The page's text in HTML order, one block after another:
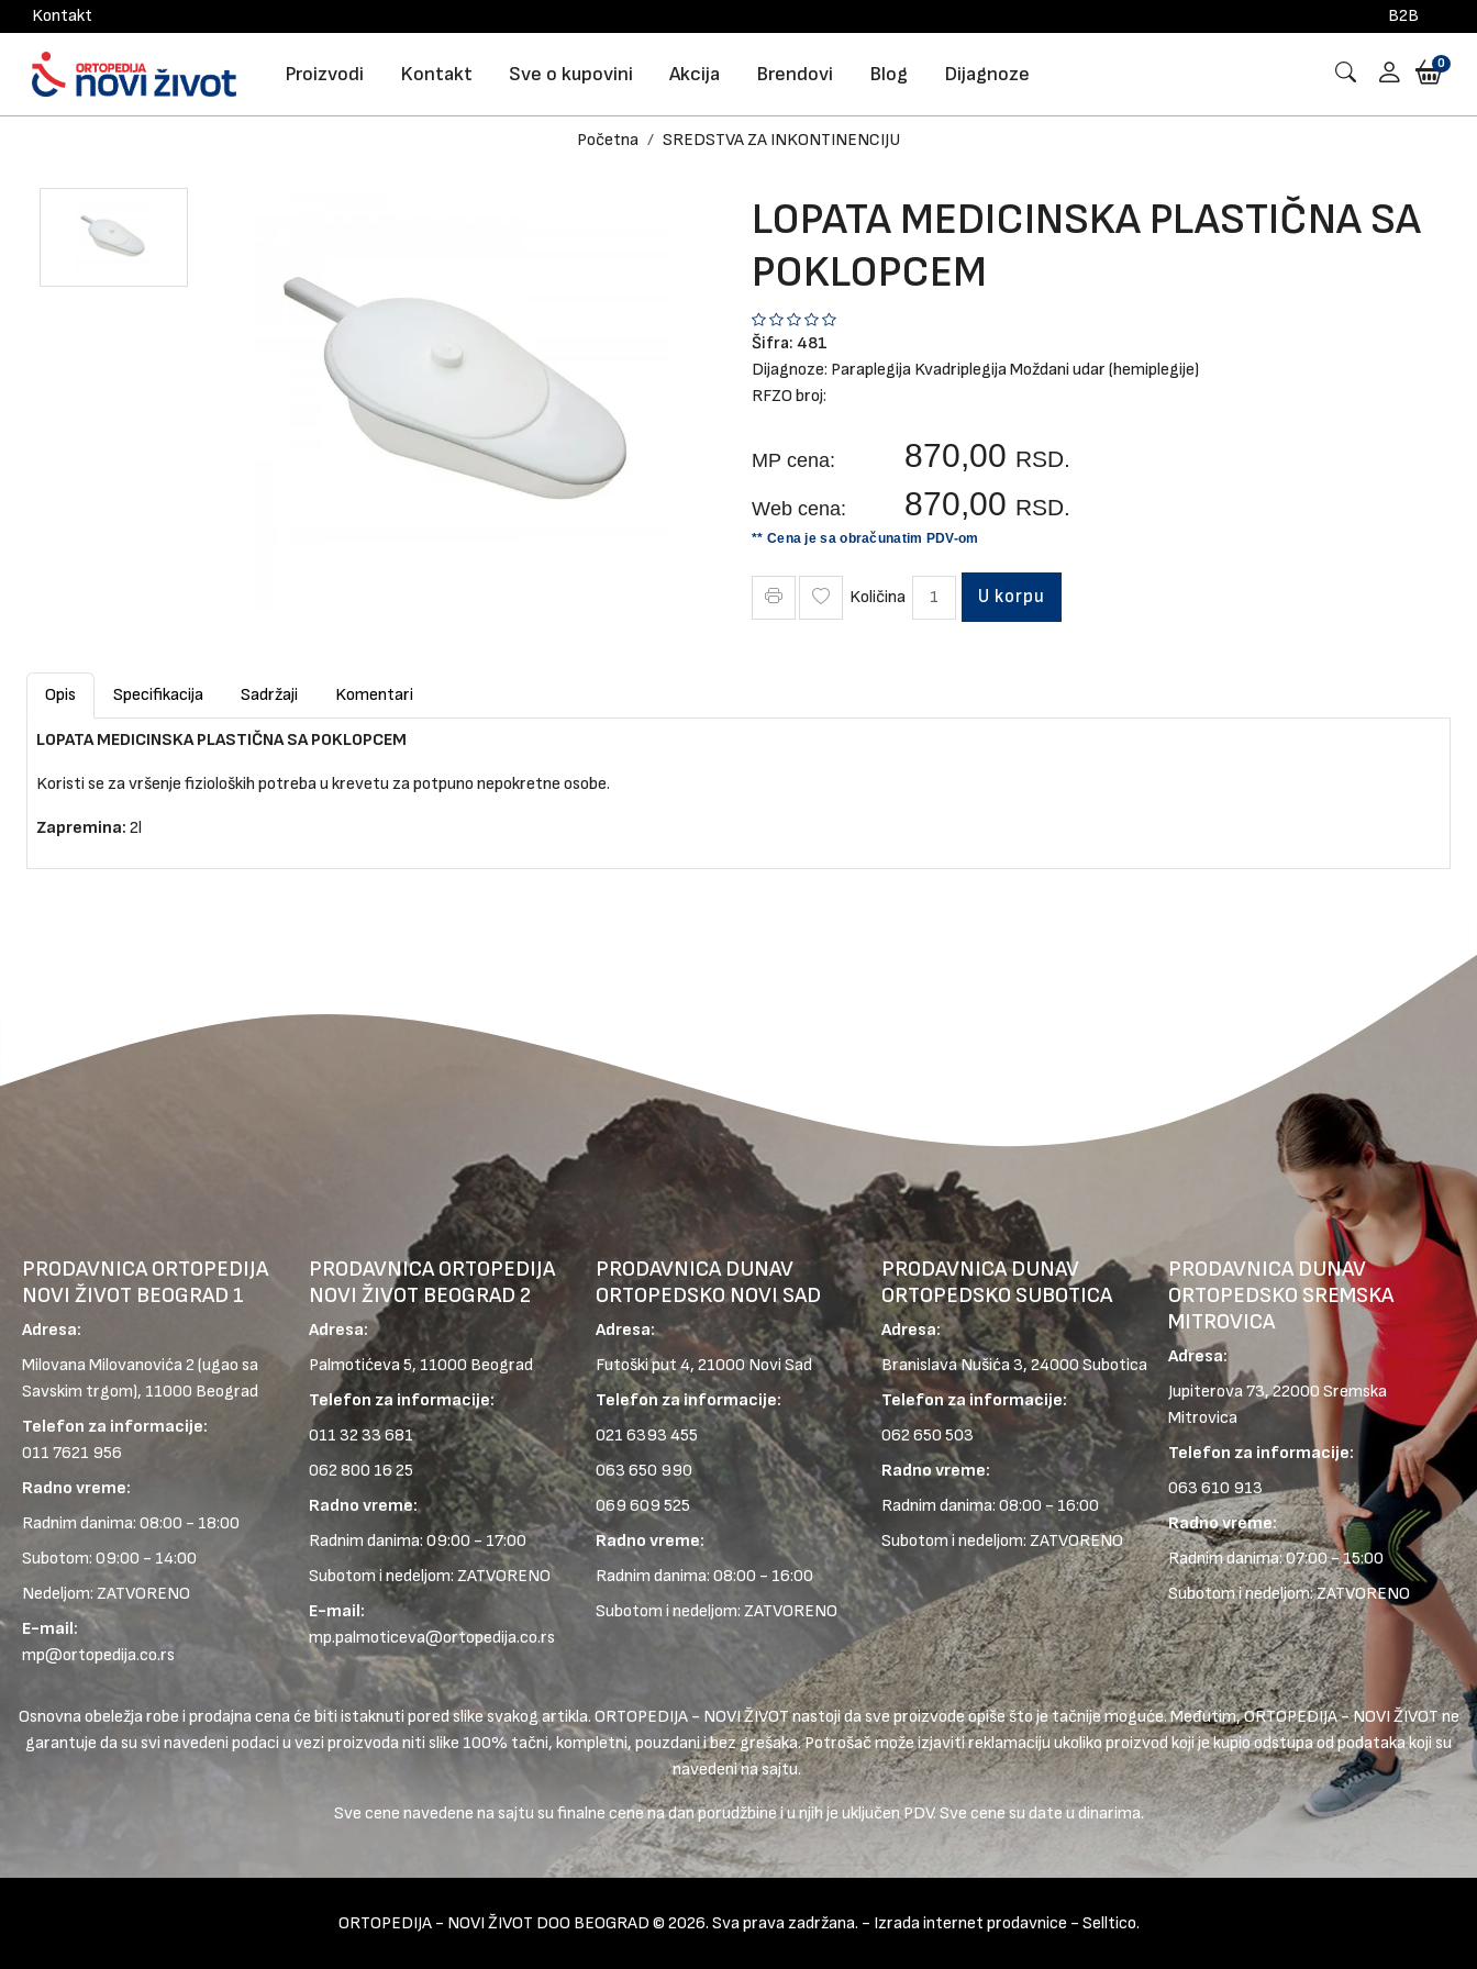
Kontakt B2B
Proizvodi Kontakt Sve o kupovini Akcija Brendovi Blog Dijagnoze 0
Početna SREDSTVA ZA INKONTINENCIJU
LOPATA MEDICINSKA PLASTIČNA SA
POKLOPCEM
Šifra: 481
Dijagnoze: Paraplegija KvadriplegijaMoždani udar (hemiplegije)
RFZO broj:
MP cena: 870,00 RSD.
Web cena: 870,00 RSD.
** Cena je sa obračunatim PDV-om
Količina U korpu
Opis Specifikacija Sadržaji Komentari
LOPATA MEDICINSKA PLASTIČNA SA POKLOPCEM
Koristi se za vršenje fizioloških potreba u krevetu za potpuno nepokretne osobe.
Zapremina: 2l
PRODAVNICA ORTOPEDIJA
NOVI ŽIVOT BEOGRAD 1
Adresa:
Milovana Milovanovića 2 (ugao sa
Savskim trgom), 11000 Beograd
Telefon za informacije:
011 7621 956
Radno vreme:
Radnim danima: 08:00 - 18:00
Subotom: 09:00 - 14:00
Nedeljom: ZATVORENO
E-mail:
mp@ortopedija.co.rs
PRODAVNICA ORTOPEDIJA
NOVI ŽIVOT BEOGRAD 2
Adresa:
Palmotićeva 5, 11000 Beograd
Telefon za informacije:
011 32 33 681
062 800 16 25
Radno vreme:
Radnim danima: 09:00 - 17:00
Subotom i nedeljom: ZATVORENO
E-mail:
mp.palmoticeva@ortopedija.co.rs
PRODAVNICA DUNAV
ORTOPEDSKO NOVI SAD
Adresa:
Futoški put 4, 21000 Novi Sad
Telefon za informacije:
021 6393 455
063 650 990
069 609 525
Radno vreme:
Radnim danima: 08:00 - 16:00
Subotom i nedeljom: ZATVORENO
PRODAVNICA DUNAV
ORTOPEDSKO SUBOTICA
Adresa:
Branislava Nušića 3, 24000 Subotica
Telefon za informacije:
062 650 503
Radno vreme:
Radnim danima: 08:00 - 16:00
Subotom i nedeljom: ZATVORENO
PRODAVNICA DUNAV
ORTOPEDSKO SREMSKA
MITROVICA
Adresa:
Jupiterova 73, 22000 Sremska
Mitrovica
Telefon za informacije:
063 610 913
Radno vreme:
Radnim danima: 07:00 - 15:00
Subotom i nedeljom: ZATVORENO
Osnovna obeležja robe i prodajna cena će biti istaknuti pored slike svakog artikla. ORTOPEDIJA - NOVI ŽIVOT nastoji da sve proizvode opiše što je tačnije moguće. Međutim, ORTOPEDIJA - NOVI ŽIVOT ne
garantuje da su svi navedeni podaci u vezi proizvoda niti slike 100% tačni, kompletni, pouzdani i bez grešaka. Potrošač može izjaviti reklamaciju ukoliko proizvod koji je kupio odstupa od podataka koji su
navedeni na sajtu.
Sve cene navedene na sajtu su finalne cene na dan porudžbine i u njih je uključen PDV. Sve cene su date u dinarima.
ORTOPEDIJA - NOVI ŽIVOT DOO BEOGRAD © 2026. Sva prava zadržana. - Izrada internet prodavnice - Selltico.